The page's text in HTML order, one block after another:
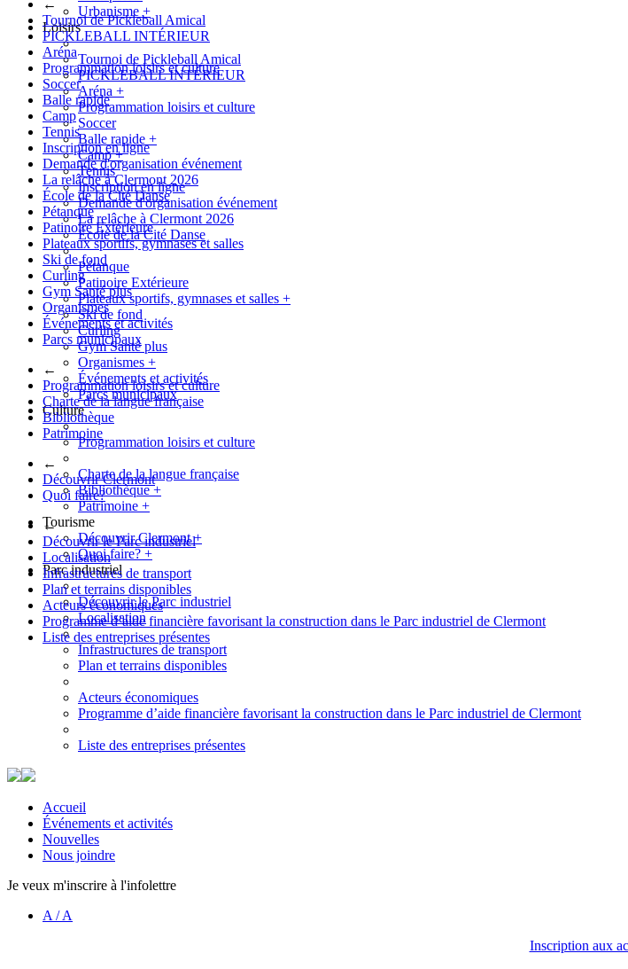
←
Tournoi de Pickleball Amical
PICKLEBALL INTÉRIEUR
Aréna
Programmation loisirs et culture
Soccer
Balle rapide
Camp
Tennis
Inscription en ligne
Demande d'organisation événement
La relâche à Clermont 2026
École de la Cité Danse
Pétanque
Patinoire Extérieure
Plateaux sportifs, gymnases et salles
Ski de fond
Curling
Gym Santé plus
Organismes
Événements et activités
Parcs municipaux
←
Programmation loisirs et culture
Charte de la langue française
Bibliothèque
Patrimoine
←
Découvrir Clermont
Quoi faire?
←
Découvrir le Parc industriel
Localisation
Infrastructures de transport
Plan et terrains disponibles
Acteurs économiques
Programme d’aide financière favorisant la construction dans le Parc industriel de Clermont
Liste des entreprises présentes
Urbanisme +
Loisirs
Tournoi de Pickleball Amical
PICKLEBALL INTÉRIEUR
Aréna +
Programmation loisirs et culture
Soccer
Balle rapide +
Camp+
Tennis
Inscription en ligne
Demande d'organisation événement
La relâche à Clermont 2026
École de la Cité Danse
Pétanque
Patinoire Extérieure
Plateaux sportifs, gymnases et salles +
Ski de fond
Curling
Gym Santé plus
Organismes +
Événements et activités
Parcs municipaux
Culture
Programmation loisirs et culture
Charte de la langue française
Bibliothèque+
Patrimoine +
Tourisme
Découvrir Clermont+
Quoi faire? +
Parc industriel
Découvrir le Parc industriel
Localisation
Infrastructures de transport
Plan et terrains disponibles
Acteurs économiques
Programme d’aide financière favorisant la construction dans le Parc industriel de Clermont
Liste des entreprises présentes
Accueil
Événements et activités
Nouvelles
Nous joindre
Je veux m'inscrire à l'infolettre
A /A
Inscription aux